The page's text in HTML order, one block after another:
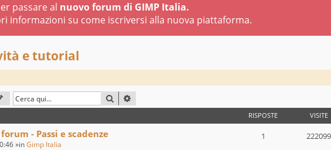
passare al nuovo forum di GIMP Italia.
informazioni su come iscriversi alla nuova piattaforma.
e tutorial
CERCA
RISPOSTE VISITE
- Passi e scadenze
»inGimp Italia
1 222099